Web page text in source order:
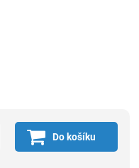
Do košíku